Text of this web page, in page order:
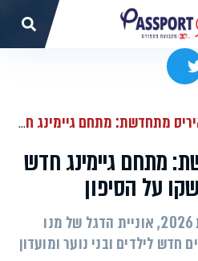
שתפו בטוויטר
מתחם גיימינג חדש ובר אקסקלוסיבי הושקו על הסיפון
מתחם גיימינג חדש
על הסיפון
לאחר חידוש עונת ההפלגות 2026, אוניית הדגל של מנו
לילדים ובני נוער ומועדון